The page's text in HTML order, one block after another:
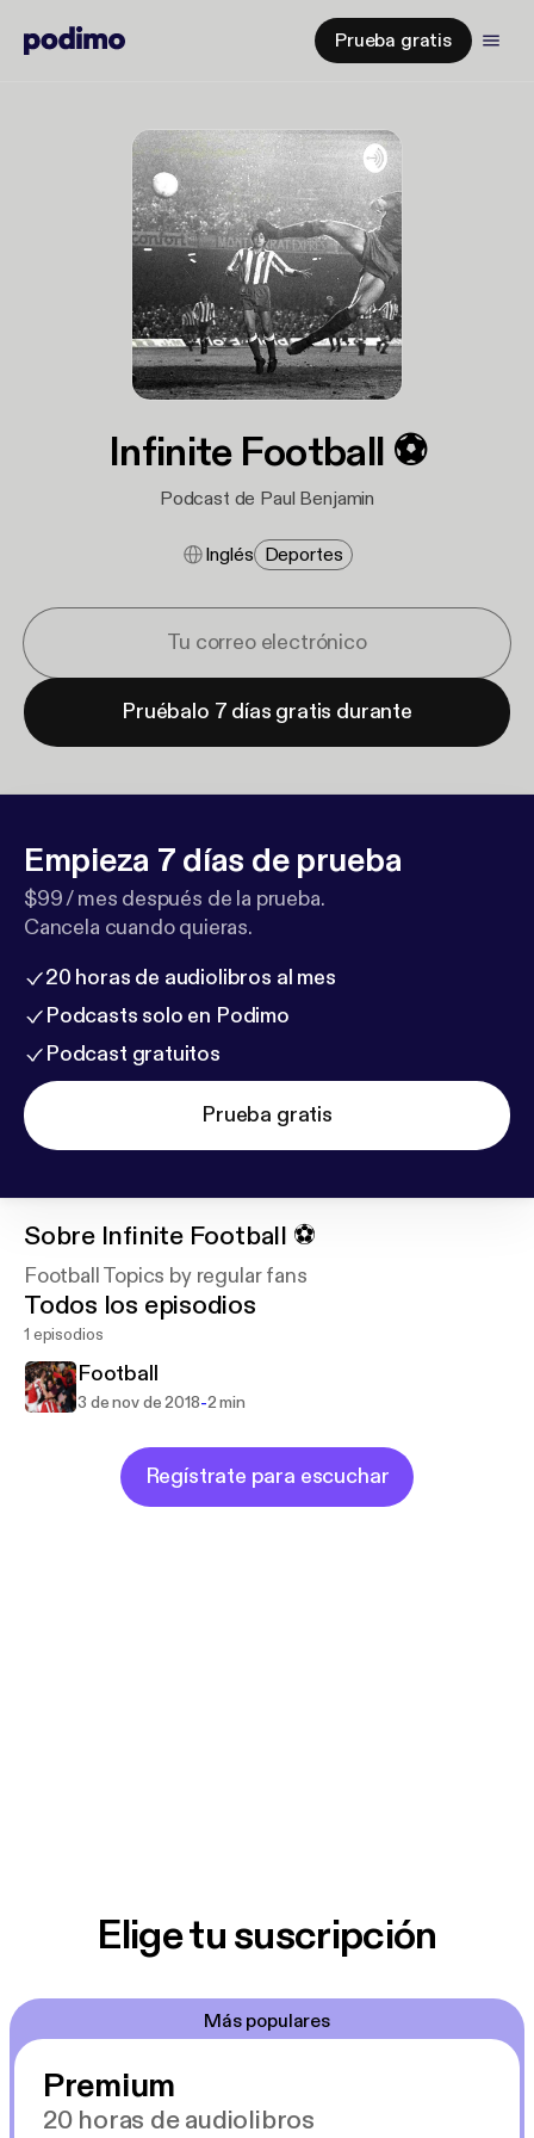
Prueba gratis
Infinite Football ⚽️
Podcast de Paul Benjamin
Inglés Deportes
Pruébalo 7 días gratis durante
Empieza 7 días de prueba
$99 / mes después de la prueba.
Cancela cuando quieras.
20 horas de audiolibros al mes
Podcasts solo en Podimo
Podcast gratuitos
Prueba gratis
Sobre Infinite Football ⚽️
Football Topics by regular fans
Todos los episodios
1 episodios
Football
3 de nov de 2018-2 min
Regístrate para escuchar
Elige tu suscripción
Más populares
Premium
20 horas de audiolibros